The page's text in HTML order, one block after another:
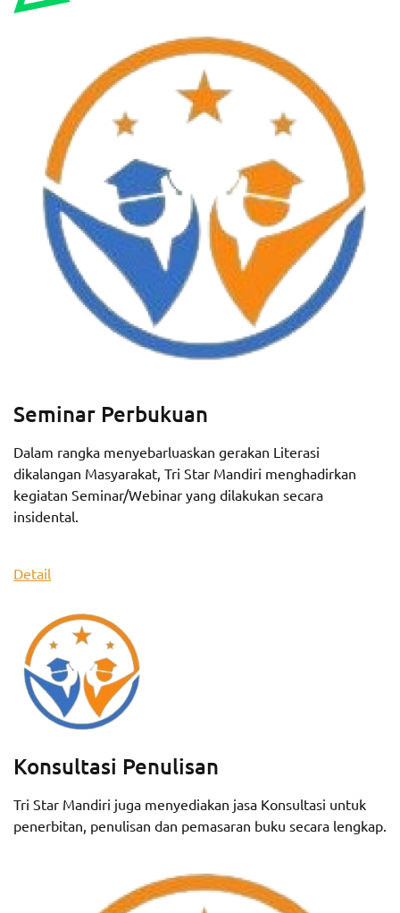
Seminar Perbukuan
Dalam rangka menyebarluaskan gerakan Literasi
dikalangan Masyarakat, Tri Star Mandiri menghadirkan
kegiatan Seminar/Webinar yang dilakukan secara
insidental.
Detail
Konsultasi Penulisan
Tri Star Mandiri juga menyediakan jasa Konsultasi untuk
penerbitan, penulisan dan pemasaran buku secara lengkap.